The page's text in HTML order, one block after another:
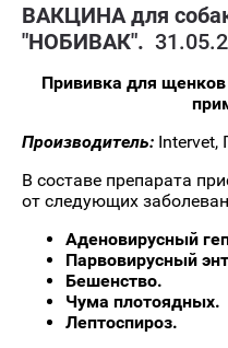
ВАКЦИНА для
"НОБИВАК".
Прививка для
Производитель: Intervet,
В составе препарата
от следующих
Аденовирусный
Парвовирусный
Бешенство.
Чума плотоядных.
Лептоспироз.